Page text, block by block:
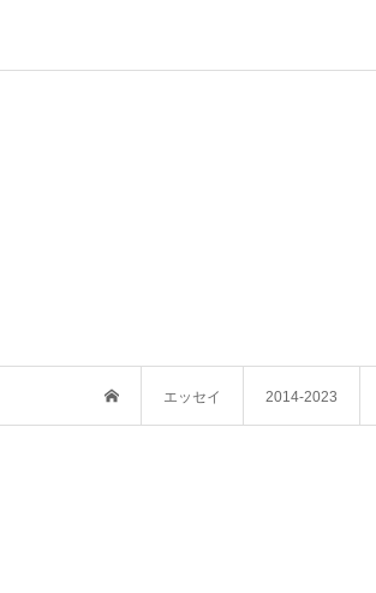
エッセイ 2014-2023